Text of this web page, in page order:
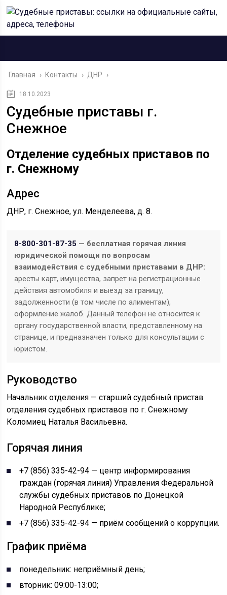
Главная › Контакты › ДНР ›
18.10.2023
Судебные приставы г.
Снежное
Отделение судебных приставов по
г. Снежному
Адрес
ДНР, г. Снежное, ул. Менделеева, д. 8.
8-800-301-87-35 — бесплатная горячая линия
юридической помощи по вопросам
взаимодействия с судебными приставами в ДНР:
аресты карт, имущества, запрет на регистрационные
действия автомобиля и выезд за границу,
задолженности (в том числе по алиментам),
оформление жалоб. Данный телефон не относится к
органу государственной власти, представленному на
странице, и предназначен только для консультации с
юристом.
Руководство
Начальник отделения — старший судебный пристав
отделения судебных приставов по г. Снежному
Коломиец Наталья Васильевна.
Горячая линия
+7 (856) 335-42-94 — центр информирования
граждан (горячая линия) Управления Федеральной
службы судебных приставов по Донецкой
Народной Республике;
+7 (856) 335-42-94 — приём сообщений о коррупции.
График приёма
понедельник: неприёмный день;
вторник: 09:00-13:00;